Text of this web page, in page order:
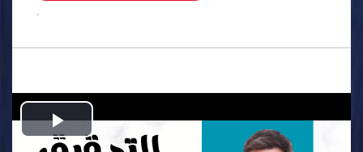
.
Play